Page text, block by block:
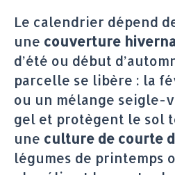
Le calendrier dépend
une couverture
d’été ou début
parcelle se libère : la
ou un mélange seigle-
gel et protègent le sol
une culture de courte
légumes de printemps